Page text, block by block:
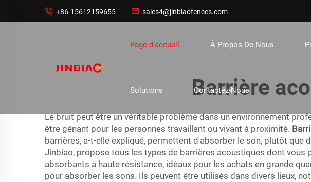
 +86-15612159655  sales4@jinbiaofences.com
Page d’accueil À Propos De Nous
Solutions Contactez-Nous
Barrière
Le bruit peut être un véritable problème dans un environnement
être gênant pour les personnes travaillant ou vivant à proximité.
barrières, a-t-elle expliqué, permettent d'absorber le son, plutôt
Jinbiao, propose tous les types de barrières acoustiques dont
absorbants à haute résistance, idéaux pour les achats en grande
pour absorber les sons. Ils peuvent être utilisés dans divers lieux,